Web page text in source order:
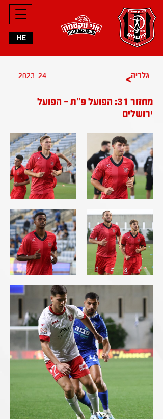
HE
2023-24 >גלריה
מחזור 31: הפועל פ''ת - הפועל
ירושלים